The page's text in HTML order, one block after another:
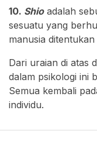
10. Shioadalah
sesuatu yang
manusia
Dari uraian di atas
dalam psikologi ini
Semua kembali
individu.